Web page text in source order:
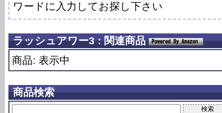
ワードに入力してお探し下さい
ラッシュアワー3 : 関連商品
商品: 表示中
商品検索